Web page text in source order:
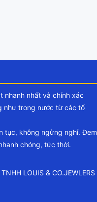
nhanh nhất và chính xác
như trong nước từ các tổ
tục, không ngừng nghỉ. Đem
chóng, tức thời.
LOUIS & CO.JEWLERS